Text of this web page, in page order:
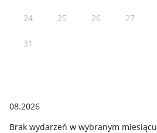
24 25 26 27
31
08.2026
Brak wydarzeń w wybranym miesiącu